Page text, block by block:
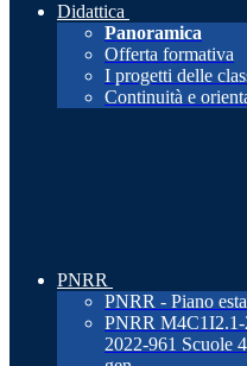
Didattica
Panoramica
Offerta formativa
I progetti delle
Continuità e
PNRR
PNRR - Piano
PNRR
2022-961 Scuole